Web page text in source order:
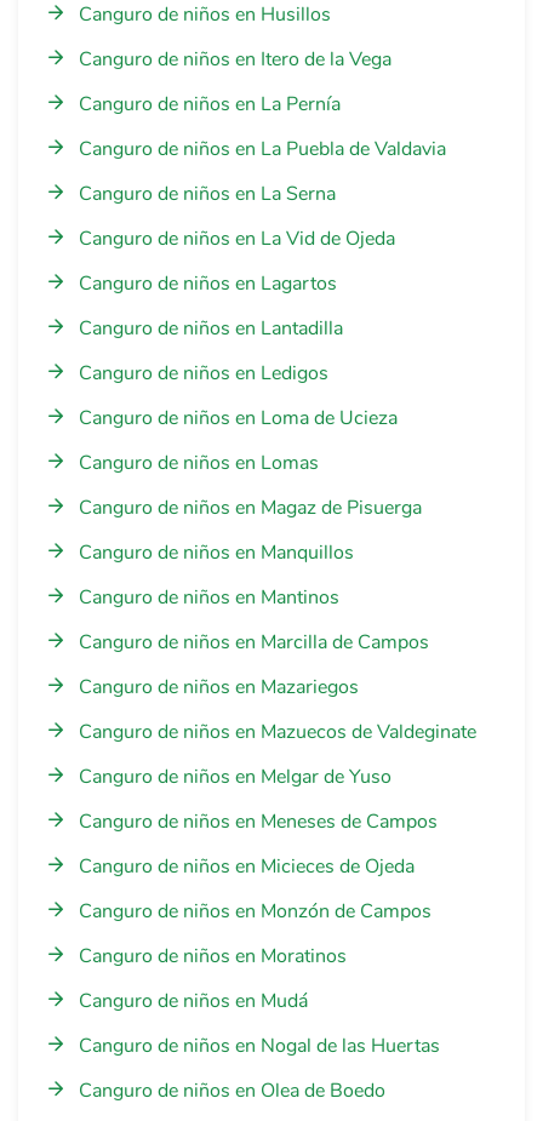
Canguro de niños en Husillos
Canguro de niños en Itero de la Vega
Canguro de niños en La Pernía
Canguro de niños en La Puebla de Valdavia
Canguro de niños en La Serna
Canguro de niños en La Vid de Ojeda
Canguro de niños en Lagartos
Canguro de niños en Lantadilla
Canguro de niños en Ledigos
Canguro de niños en Loma de Ucieza
Canguro de niños en Lomas
Canguro de niños en Magaz de Pisuerga
Canguro de niños en Manquillos
Canguro de niños en Mantinos
Canguro de niños en Marcilla de Campos
Canguro de niños en Mazariegos
Canguro de niños en Mazuecos de Valdeginate
Canguro de niños en Melgar de Yuso
Canguro de niños en Meneses de Campos
Canguro de niños en Micieces de Ojeda
Canguro de niños en Monzón de Campos
Canguro de niños en Moratinos
Canguro de niños en Mudá
Canguro de niños en Nogal de las Huertas
Canguro de niños en Olea de Boedo